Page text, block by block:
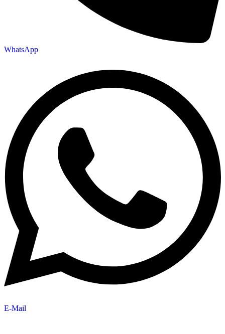
WhatsApp
E-Mail